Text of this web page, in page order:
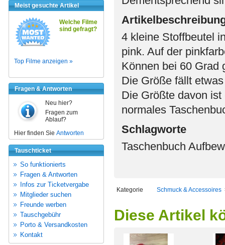
Meist gesuchte Artikel
Welche Filme
sind gefragt?
Top Filme anzeigen »
Fragen & Antworten
Neu hier?
Fragen zum
Ablauf?
Hier finden Sie Antworten
Tauschticket
So funktionierts
Fragen & Antworten
Infos zur Ticketvergabe
Mitglieder suchen
Freunde werben
Tauschgebühr
Porto & Versandkosten
Kontakt
4 kleine Stoffbeutel
pink. Auf der
Können bei 60 Grad
Die Größe fällt
Die Größte davon
normales
Schlagworte
Taschenbuch
Kategorie Schmuck & Accessoires
Diese Artikel